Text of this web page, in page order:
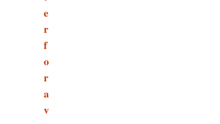
e
r
f
o
r
a
v